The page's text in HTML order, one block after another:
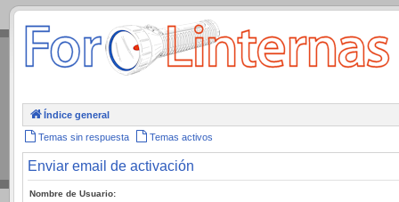
.
Índice general
Temas sin respuesta Temas activos
Enviar email de activación
Nombre de Usuario: